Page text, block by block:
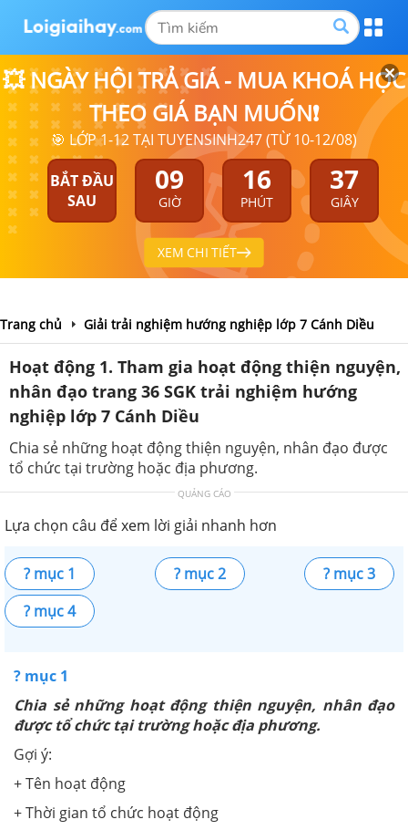
💥 NGÀY HỘI TRẢ GIÁ - MUA KHOÁ HỌC
THEO GIÁ BẠN MUỐN❗
🎯 LỚP 1-12 TẠI TUYENSINH247 (TỪ 10-12/08)
BẮT ĐẦU
SAU
09
GIỜ
16
PHÚT
36
GIÂY
XEM CHI TIẾT
Trang chủ Giải trải nghiệm hướng nghiệp lớp 7 Cánh Diều
Hoạt động 1. Tham gia hoạt động thiện nguyện,
nhân đạo trang 36 SGK trải nghiệm hướng
nghiệp lớp 7 Cánh Diều
Chia sẻ những hoạt động thiện nguyện, nhân đạo được
tổ chức tại trường hoặc địa phương.
QUẢNG CÁO
Lựa chọn câu để xem lời giải nhanh hơn
? mục 1 ? mục 2
? mục 3
? mục 4
? mục 1
Chia sẻ những hoạt động thiện nguyện, nhân đạo
được tổ chức tại trường hoặc địa phương.
Gợi ý:
+ Tên hoạt động
+ Thời gian tổ chức hoạt động